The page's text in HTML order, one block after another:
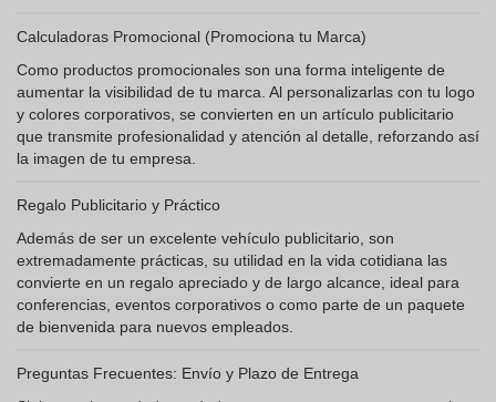
Calculadoras Promocional (Promociona tu Marca)
Como productos promocionales son una forma inteligente de
aumentar la visibilidad de tu marca. Al personalizarlas con tu logo
y colores corporativos, se convierten en un artículo publicitario
que transmite profesionalidad y atención al detalle, reforzando así
la imagen de tu empresa.
Regalo Publicitario y Práctico
Además de ser un excelente vehículo publicitario, son
extremadamente prácticas, su utilidad en la vida cotidiana las
convierte en un regalo apreciado y de largo alcance, ideal para
conferencias, eventos corporativos o como parte de un paquete
de bienvenida para nuevos empleados.
Preguntas Frecuentes: Envío y Plazo de Entrega